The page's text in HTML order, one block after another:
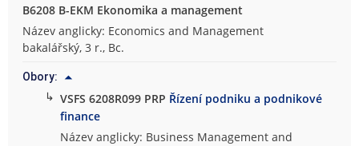
B6208 B-EKM Ekonomika a management
Název anglicky: Economics and Management
bakalářský, 3 r., Bc.
Obory:
↳ VSFS 6208R099 PRP Řízení podniku a podnikové
finance
Název anglicky: Business Management and